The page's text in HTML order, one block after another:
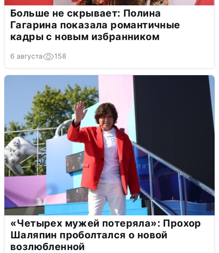
Больше не скрывает: Полина
Гагарина показала романтичные
кадры с новым избранником
6 августа 158
«Четырех мужей потеряла»: Прохор
Шаляпин проболтался о новой
возлюбленной